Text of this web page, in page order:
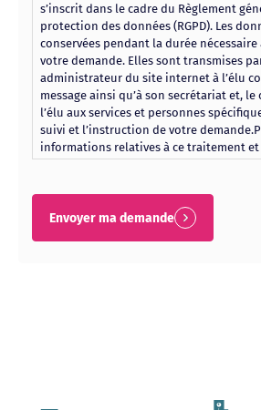
s’inscrit dans le cadre du Règlement
protection des données (RGPD). Les
conservées pendant la durée
votre demande. Elles sont transmises
administrateur du site internet à l’élu
message ainsi qu’à son secrétariat et, le
l’élu aux services et personnes
suivi et l’instruction de votre
informations relatives à ce traitement et
droits d’accès, d’opposition, de
des données (DPO), par courriel à
cachan.fr ou par voie postale à Ville de
Camille-Desmoulins 94234 Cachan
Envoyer ma demande